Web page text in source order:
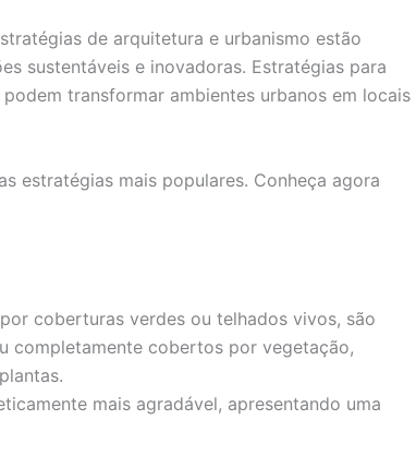
de arquitetura e urbanismo estão
sustentáveis e inovadoras. Estratégias para
transformar ambientes urbanos em locais
estratégias mais populares. Conheça agora
coberturas verdes ou telhados vivos, são
completamente cobertos por vegetação,
mais agradável, apresentando uma